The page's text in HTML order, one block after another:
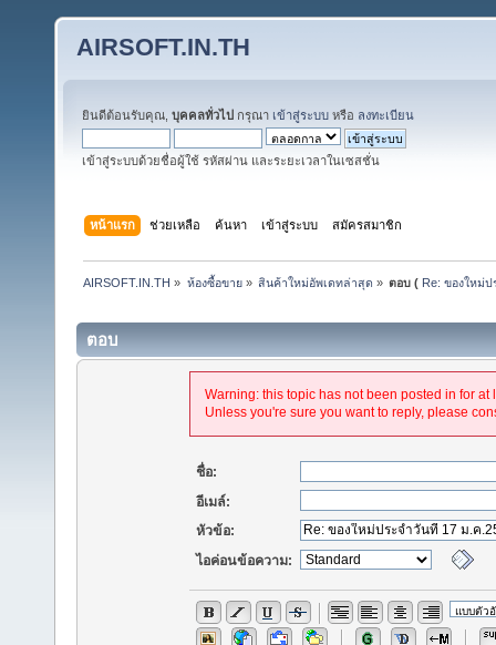
AIRSOFT.IN.TH
ยินดีต้อนรับคุณ, บุคคลทั่วไป กรุณา เข้าสู่ระบบ หรือ ลงทะเบียน
เข้าสู่ระบบด้วยชื่อผู้ใช้ รหัสผ่าน และระยะเวลาในเซสชั่น
หน้าแรก ช่วยเหลือ ค้นหา เข้าสู่ระบบ สมัครสมาชิก
AIRSOFT.IN.TH » ห้องซื้อขาย» สินค้าใหม่อัพเดทล่าสุด » ตอบ ( Re: ของใหม่
ตอบ
Warning: this topic has not been posted in for at
Unless you're sure you want to reply, please
ชื่อ:
อีเมล์:
หัวข้อ:
ไอค่อนข้อความ: